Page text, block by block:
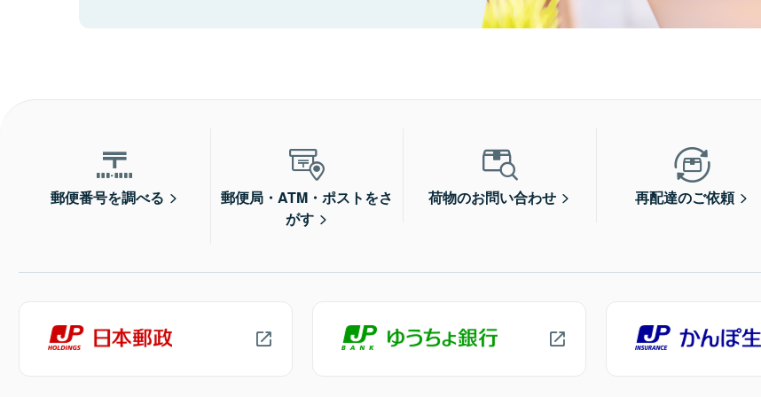
郵便番号を調べる
郵便局・ATM・ポストをさ
がす
荷物のお問い合わせ 再配達のご依頼